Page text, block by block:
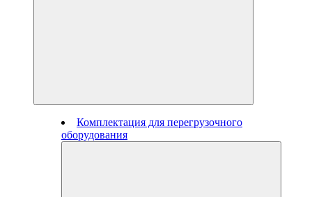
Комплектация для перегрузочного
оборудования